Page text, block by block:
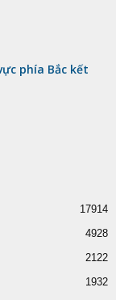
phía Bắc kết
17914
4928
2122
1932